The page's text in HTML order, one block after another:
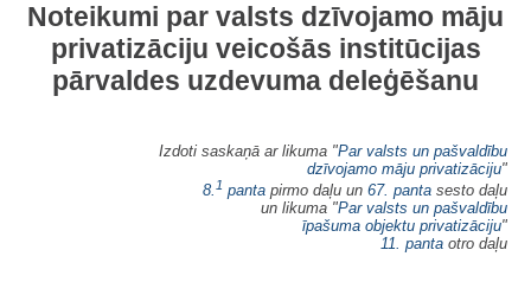
Noteikumi par valsts dzīvojamo māju
privatizāciju veicošās institūcijas
pārvaldes uzdevuma deleģēšanu
Izdoti saskaņā ar likuma "Par valsts un pašvaldību
dzīvojamo māju privatizāciju"
8. 1 panta pirmo daļu un 67. panta sesto daļu
un likuma "Par valsts un pašvaldību
īpašuma objektu privatizāciju"
11. panta otro daļu